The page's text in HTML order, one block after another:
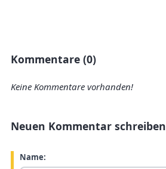
Kommentare (0)
Keine Kommentare vorhanden!
Neuen Kommentar schreiben
Name: